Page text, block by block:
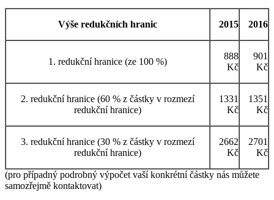
Výše redukčních hranic 2015 2016
1. redukční hranice (ze 100 %)
888
Kč
901
Kč
2. redukční hranice (60 % z částky v rozmezí
redukční hranice)
1331
Kč
1351
Kč
3. redukční hranice (30 % z částky v rozmezí
redukční hranice)
2662
Kč
2701
Kč
(pro případný podrobný výpočet vaší konkrétní částky nás můžete
samozřejmě kontaktovat)